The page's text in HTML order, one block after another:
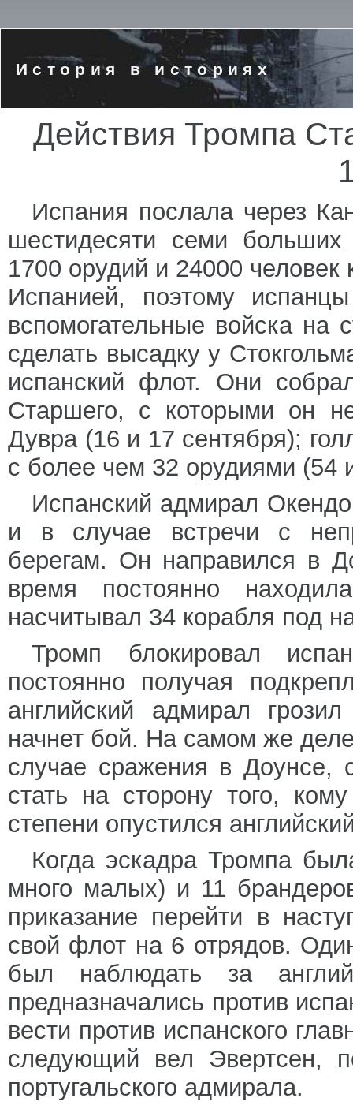
История в историях
Действия Тромпа
Испания послала через
шестидесяти семи
1700 орудий и 24000
Испанией, поэтому
вспомогательные войска на
сделать высадку у
испанский флот. Они
Старшего, с которыми он
Дувра (16 и 17 сентября);
с более чем 32 орудиями (54
Испанский адмирал
и в случае встречи с
берегам. Он направился в
время постоянно
насчитывал 34 корабля под
Тромп блокировал
постоянно получая
английский адмирал
начнет бой. На самом же
случае сражения в Доунсе,
стать на сторону того,
степени опустился
Когда эскадра Тромпа
много малых) и 11
приказание перейти в
свой флот на 6 отрядов.
был наблюдать за
предназначались против
вести против испанского
следующий вел Эвертсен,
португальского адмирала.